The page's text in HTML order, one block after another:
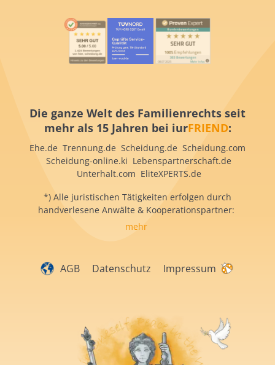
Die ganze Welt des Familienrechts seit
mehr als 15 Jahren bei iurFRIEND:
Ehe.de Trennung.de Scheidung.de Scheidung.com
Scheidung-online.ki Lebenspartnerschaft.de
Unterhalt.com EliteXPERTS.de
*) Alle juristischen Tätigkeiten erfolgen durch
handverlesene Anwälte & Kooperationspartner:
mehr
AGB Datenschutz Impressum